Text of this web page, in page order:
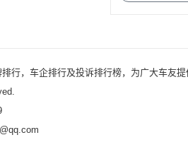
行，车企排行及投诉排行榜，为广大车友提